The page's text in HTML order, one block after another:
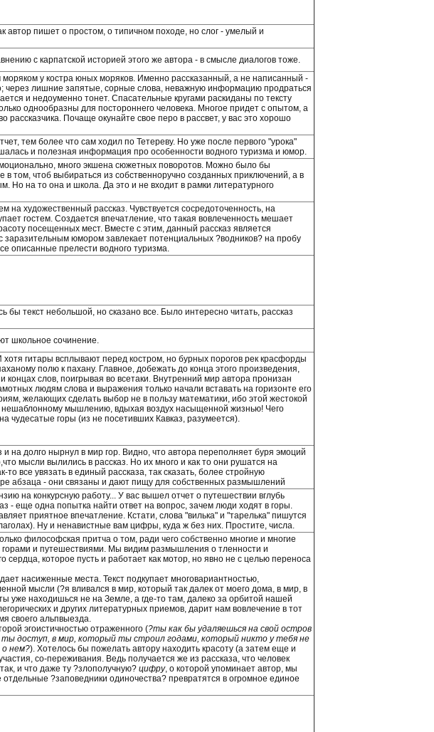
автор пишет о простом, о типичном походе, но слог - умелый и
с карпатской историей этого же автора - в смысле диалогов тоже.
у костра юных моряков. Именно рассказанный, а не написанный -
через лишние запятые, сорные слова, неважную информацию продраться
и недоуменно тонет. Спасательные кругами раскиданы по тексту
однообразны для постороннего человека. Многое придет с опытом, а
рассказчика. Почаще окунайте свое перо в рассвет, у вас это хорошо
тем более что сам ходил по Тетереву. Но уже после первого "урока"
и полезная информация про особенности водного туризма и юмор.
много экшена сюжетных поворотов. Можно было бы
в том, чтоб выбираться из собственноручно созданных приключений, а в
Но на то она и школа. Да это и не входит в рамки литературного
на художественный рассказ. Чувствуется сосредоточенность, на
гостем. Создается впечатление, что такая вовлеченность мешает
посещенных мест. Вместе с этим, данный рассказ является
юмором завлекает потенциальных ?водников? на пробу
описанные прелести водного туризма.
бы текст небольшой, но сказано все. Было интересно читать, рассказ
школьное сочинение.
гитары всплывают перед костром, но бурных порогов рек красфорды
полю к пахану. Главное, добежать до конца этого произведения,
концах слов, поигрывая во всетаки. Внутренний мир автора пронизан
людям слова и выражения только начали вставать на горизонте его
желающих сделать выбор не в пользу математики, ибо этой жестокой
нешаблонному мышлению, вдыхая воздух насыщенной жизнью! Чего
чудесатые горы (из не посетивших Кавказ, разумеется).
на долго нырнул в мир гор. Видно, что автора переполняет буря эмоций
мысли вылились в рассказ. Но их много и как то они рушатся на
все увязать в единый рассказа, так сказать, более стройную
абзаца - они связаны и дают пищу для собственных размышлений
на конкурсную работу... У вас вышел отчет о путешествии вглубь
- еще одна попытка найти ответ на вопрос, зачем люди ходят в горы.
приятное впечатление. Кстати, слова "вилька" и "тарелька" пишутся
Ну и ненавистные вам цифры, куда ж без них. Простите, числа.
философская притча о том, ради чего собственно многие и многие
горами и путешествиями. Мы видим размышления о тленности и
сердца, которое пусть и работает как мотор, но явно не с целью переноса
насиженные места. Текст подкупает многовариантностью,
мысли (?я вливался в мир, который так далек от моего дома, в мир, в
уже находишься не на Земле, а где-то там, далеко за орбитой нашей
и других литературных приемов, дарит нам вовлечение в тот
своего альпвыезда.
эгоистичностью отраженного (?ты как бы удаляешься на свой остров
ты доступ, в мир, который ты строил годами, который никто у тебя не
о нем?). Хотелось бы пожелать автору находить красоту (а затем еще и
со-переживания. Ведь получается же из рассказа, что человек
и что даже ту ?злополучную? цифру, о которой упоминает автор, мы
?заповедники одиночества? превратятся в огромное единое